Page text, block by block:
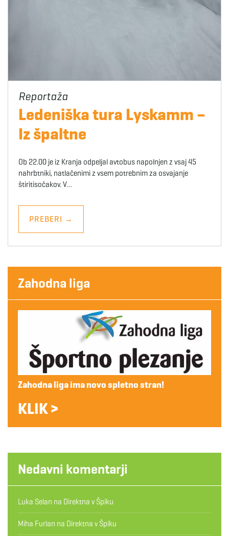
Ledeniška tura Lyskamm –
Iz špaltne
Ob 22.00 je iz Kranja odpeljal avtobus napolnjen z vsaj 45
nahrbtniki, natlačenimi z vsem potrebnim za osvajanje
štiritisočakov. V…
PREBERI →
Zahodna liga
Zahodna liga ima novo spletno stran!
KLIK >
Nedavni komentarji
Luka Selan na Direktna v Špiku
Miha Furlan na Direktna v Špiku